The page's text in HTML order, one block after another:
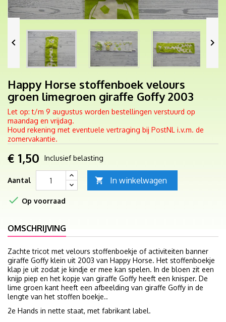
 
Happy Horse stoffenboek velours
groen limegroen giraffe Goffy 2003
Let op: t/m 9 augustus worden bestellingen verstuurd op
maandag en vrijdag.
Houd rekening met eventuele vertraging bij PostNL i.v.m. de
zomervakantie.
€ 1,50 Inclusief belasting
Aantal  In winkelwagen
 Op voorraad
OMSCHRIJVING
Zachte tricot met velours stoffenboekje of activiteiten banner
giraffe Goffy klein uit 2003 van Happy Horse. Het stoffenboekje
klap je uit zodat je kindje er mee kan spelen. In de bloen zit een
knijp piep en het kopje van giraffe Goffy heeft een knisper. De
lime groen kant heeft een afbeelding van giraffe Goffy in de
lengte van het stoffen boekje..
2e Hands in nette staat, met fabrikant label.